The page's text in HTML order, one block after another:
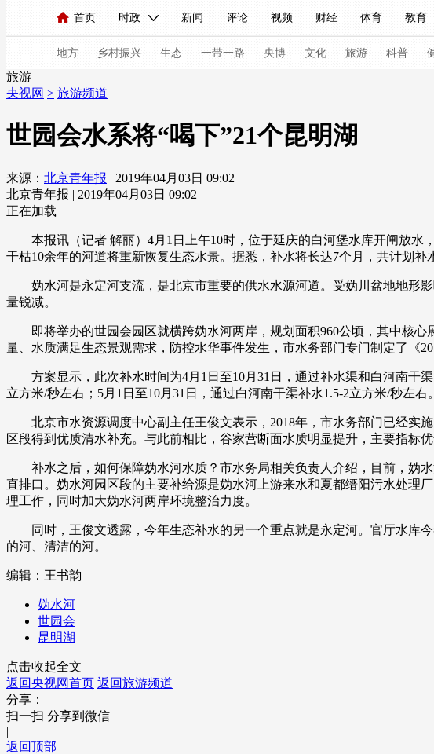
首页 时政 新闻 评论 视频 财经 体育 教育
人民领袖习近平 联播+ 中国领导人 央视快评 习式妙语 热解读
直播 栏目大全 节目单 听音 微视频 主持人 下载
海外频道 iPanda English Монгол
地方 乡村振兴 生态 一带一路 央博 文化 旅游 科普
新闻 国内 国际 评论
视频 小央视频 小央直播 直播中国 熊猫频道 VR/AR
VIP会员 CCTV奥林匹克频道 生活体育大会 体育江湖 文
财经 教育 乡村振兴 生态环境 一带一路 央博 非
CCTV.节目官网 直播 节目单
旅游
央视网 > 旅游频道
世园会水系将“喝下”21个昆明湖
来源： 北京青年报 | 2019年04月03日 09:02
北京青年报 | 2019年04月03日 09:02
正在加载
本报讯（记者 解丽）4月1日上午10时，位于延庆的白河堡水库开闸放水
干枯10余年的河道将重新恢复生态水景。据悉，补水将长达7个月，共计划
妫水河是永定河支流，是北京市重要的供水水源河道。受妫川盆地地形影
量锐减。
即将举办的世园会园区就横跨妫水河两岸，规划面积960公顷，其中核心
量、水质满足生态景观需求，防控水华事件发生，市水务部门专门制定了《
方案显示，此次补水时间为4月1日至10月31日，通过补水渠和白河南干渠
立方米/秒左右；5月1日至10月31日，通过白河南干渠补水1.5-2立方米/秒左右。
北京市水资源调度中心副主任王俊文表示，2018年，市水务部门已经实施
区段得到优质清水补充。与此前相比，谷家营断面水质明显提升，主要指标
补水之后，如何保障妫水河水质？市水务局相关负责人介绍，目前，妫水
直排口。妫水河园区段的主要补给源是妫水河上游来水和夏都缙阳污水处理
理工作，同时加大妫水河两岸环境整治力度。
同时，王俊文透露，今年生态补水的另一个重点就是永定河。官厅水库今
的河、清洁的河。
编辑：王书韵
妫水河
世园会
昆明湖
点击收起全文
返回央视网首页 返回旅游频道
分享：
扫一扫 分享到微信
|
返回顶部